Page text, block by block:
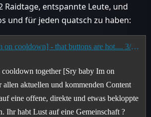
Raidtage, entspannte Leute, und
und für jeden quatsch zu haben:
[sry baby Im on cooldown] - that buttons are hot.... 3/8 Myth 8/8 HC sucht Mitspieler
together [Sry baby Im on
aktuellen und kommenden Content
eine offene, direkte und etwas bekloppte
Ihr habt Lust auf eine Gemeinschaft ?